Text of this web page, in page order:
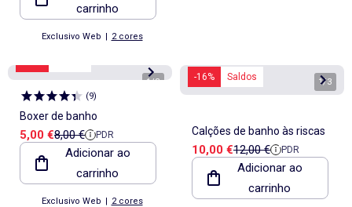
carrinho
Exclusivo Web | 2 cores
1/3
(9)
Boxer de banho
Preço de venda
5,00 €Preço de referência
8,00 € PDR
Adicionar ao
carrinho
Exclusivo Web | 2 cores
-16% Saldos 1/3
Calções de banho às riscas
Preço de venda
10,00 €Preço de referência
12,00 € PDR
Adicionar ao
carrinho